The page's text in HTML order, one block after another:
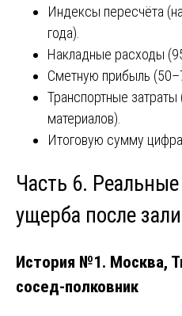
Индексы пересчёта
года).
Накладные расходы
Сметную прибыль
Транспортные
материалов).
Итоговую сумму
Часть 6.
ущерба после
История №1. Москва,
сосед-полковник